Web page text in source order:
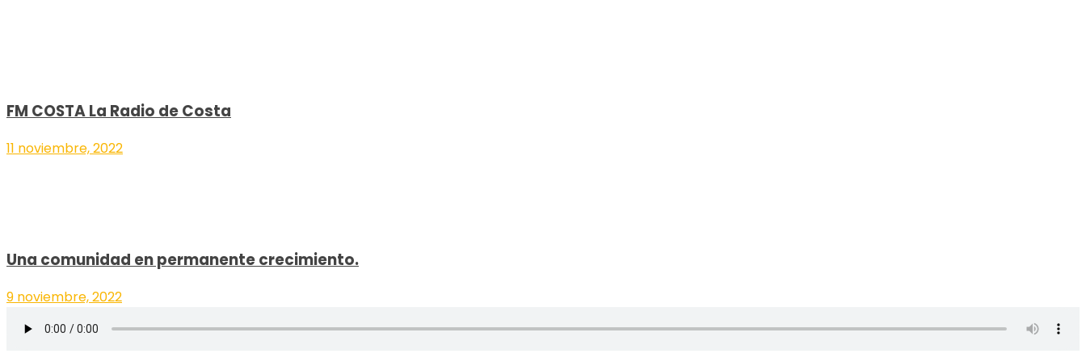
FM COSTA La Radio de Costa
11 noviembre, 2022
Una comunidad en permanente crecimiento.
9 noviembre, 2022